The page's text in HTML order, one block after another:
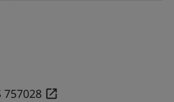
757028